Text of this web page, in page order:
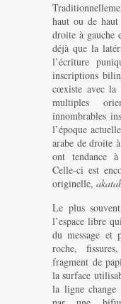
haut ou de
droite à gauche
déjà que la
l’écriture
inscriptions
cœxiste avec la
multiples
innombrables
l’époque
arabe de droite
ont tendance
Celle-ci est
originelle,
Le plus
l’espace libre
du message et
roche,
fragment de
la surface
la ligne change